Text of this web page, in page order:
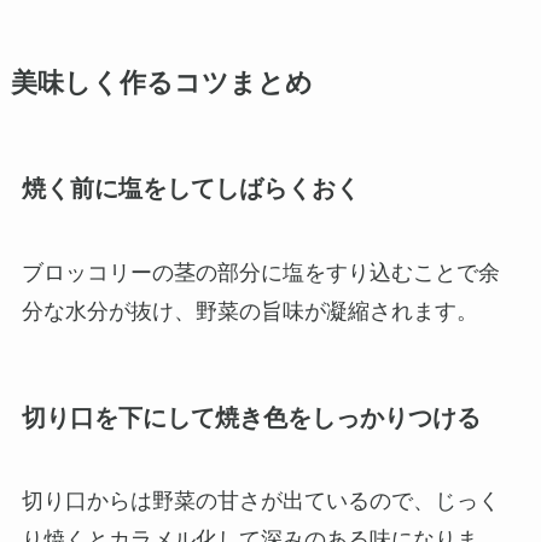
美味しく作るコツまとめ
焼く前に塩をしてしばらくおく
ブロッコリーの茎の部分に塩をすり込むことで余
分な水分が抜け、野菜の旨味が凝縮されます。
切り口を下にして焼き色をしっかりつける
切り口からは野菜の甘さが出ているので、じっく